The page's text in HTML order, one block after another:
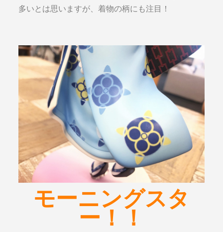
多いとは思いますが、着物の柄にも注目！
モーニングスタ
ー！！